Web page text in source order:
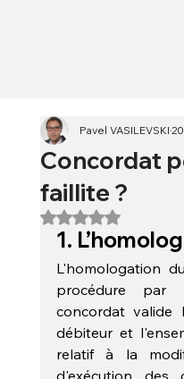
Concordat
faillite ?
Pavel VASILEVSKI
Noté NaN étoiles
1.
L'homologation
procédure
concordat valide
débiteur et
relatif à la
d'exécution des